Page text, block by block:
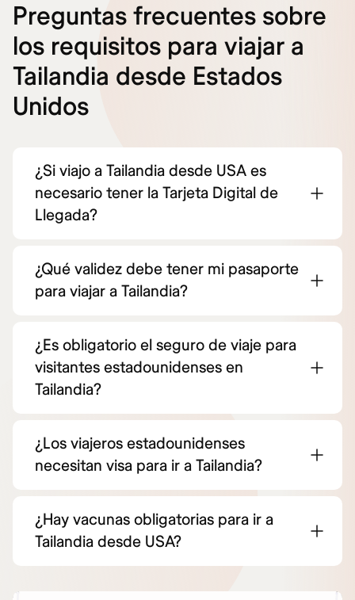
Preguntas frecuentes sobre
los requisitos para viajar a
Tailandia desde Estados
Unidos
¿Si viajo a Tailandia desde USA es
necesario tener la Tarjeta Digital de
Llegada?
¿Qué validez debe tener mi pasaporte
para viajar a Tailandia?
¿Es obligatorio el seguro de viaje para
visitantes estadounidenses en
Tailandia?
¿Los viajeros estadounidenses
necesitan visa para ir a Tailandia?
¿Hay vacunas obligatorias para ir a
Tailandia desde USA?